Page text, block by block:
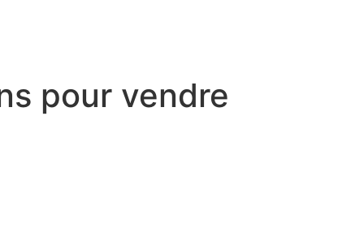
pour vendre